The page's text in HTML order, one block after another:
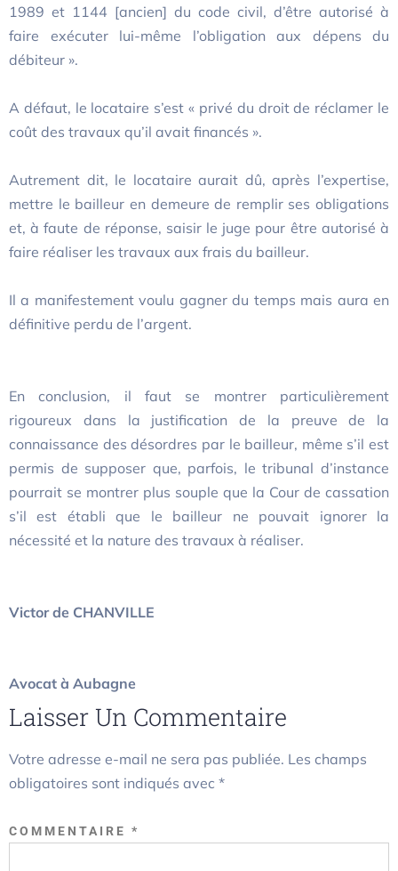
1989 et 1144 [ancien] du code civil, d’être autorisé à
faire exécuter lui-même l’obligation aux dépens du
débiteur ».
A défaut, le locataire s’est « privé du droit de réclamer le
coût des travaux qu’il avait financés ».
Autrement dit, le locataire aurait dû, après l’expertise,
mettre le bailleur en demeure de remplir ses obligations
et, à faute de réponse, saisir le juge pour être autorisé à
faire réaliser les travaux aux frais du bailleur.
Il a manifestement voulu gagner du temps mais aura en
définitive perdu de l’argent.
En conclusion, il faut se montrer particulièrement
rigoureux dans la justification de la preuve de la
connaissance des désordres par le bailleur, même s’il est
permis de supposer que, parfois, le tribunal d’instance
pourrait se montrer plus souple que la Cour de cassation
s’il est établi que le bailleur ne pouvait ignorer la
nécessité et la nature des travaux à réaliser.
Victor de CHANVILLE
Avocat à Aubagne
Laisser Un Commentaire
Votre adresse e-mail ne sera pas publiée. Les champs
obligatoires sont indiqués avec *
COMMENTAIRE *